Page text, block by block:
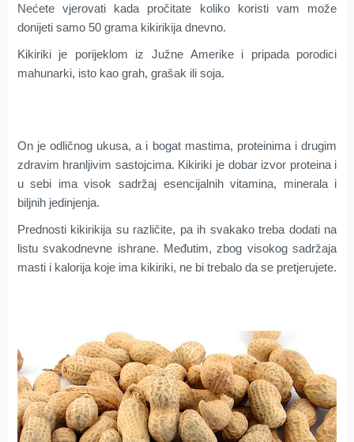
Nećete vjerovati kada pročitate koliko koristi vam može
donijeti samo 50 grama kikirikija dnevno.
Kikiriki je porijeklom iz Južne Amerike i pripada porodici
mahunarki, isto kao grah, grašak ili soja.
On je odličnog ukusa, a i bogat mastima, proteinima i drugim
zdravim hranljivim sastojcima. Kikiriki je dobar izvor proteina i
u sebi ima visok sadržaj esencijalnih vitamina, minerala i
biljnih jedinjenja.
Prednosti kikirikija su različite, pa ih svakako treba dodati na
listu svakodnevne ishrane. Međutim, zbog visokog sadržaja
masti i kalorija koje ima kikiriki, ne bi trebalo da se pretjerujete.